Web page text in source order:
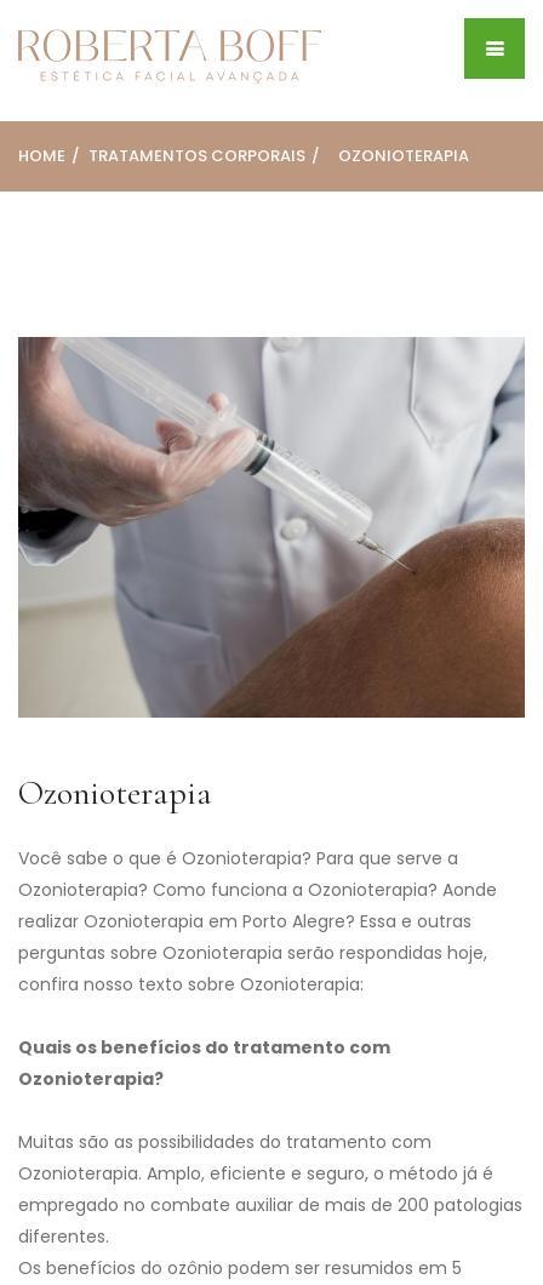
HOME TRATAMENTOS CORPORAIS OZONIOTERAPIA
Ozonioterapia
Você sabe o que é Ozonioterapia? Para que serve a
Ozonioterapia? Como funciona a Ozonioterapia? Aonde
realizar Ozonioterapia em Porto Alegre? Essa e outras
perguntas sobre Ozonioterapia serão respondidas hoje,
confira nosso texto sobre Ozonioterapia:
Quais os benefícios do tratamento com
Ozonioterapia?
Muitas são as possibilidades do tratamento com
Ozonioterapia. Amplo, eficiente e seguro, o método já é
empregado no combate auxiliar de mais de 200 patologias
diferentes.
Os benefícios do ozônio podem ser resumidos em 5